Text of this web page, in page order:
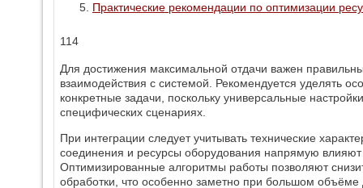
Практические рекомендации по оптимизации
114
Для достижения максимальной отдачи важен
взаимодействия с системой. Рекомендуется уделять
конкретные задачи, поскольку универсальные
специфических сценариях.
При интеграции следует учитывать технические
соединения и ресурсы оборудования напрямую влияют
Оптимизированные алгоритмы работы позволяют
обработки, что особенно заметно при большом объёме